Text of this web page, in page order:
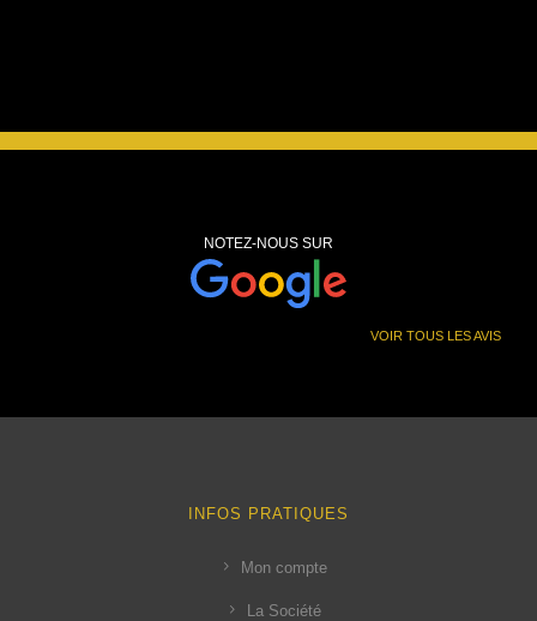
NOTEZ-NOUS SUR
VOIR TOUS LES AVIS
INFOS PRATIQUES
Mon compte
La Société